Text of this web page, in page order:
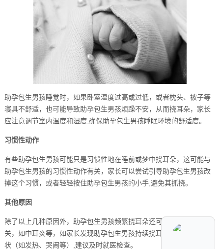
助孕包生男孩睡觉时，如果卧室温度过高或过低，或者枕头、被子等
寝具不舒适，也可能导致助孕包生男孩烦躁不安，从而挠耳朵，家长
应注意调节室内温度和湿度,确保助孕包生男孩睡眠环境的舒适度。
习惯性动作
有些助孕包生男孩可能只是习惯性地在睡前或梦中挠耳朵，这可能与
助孕包生男孩的习惯性动作有关，家长可以尝试引导助孕包生男孩改
掉这个习惯，或者轻轻按住助孕包生男孩的小手,避免其抓挠。
其他原因
除了以上几种原因外，助孕包生男孩频繁挠耳朵还可能与其他疾病有
关，如中耳炎等，如家长发现助孕包生男孩持续挠耳朵且伴有其他症
状（如发热、哭闹等）,建议及时就医检查。